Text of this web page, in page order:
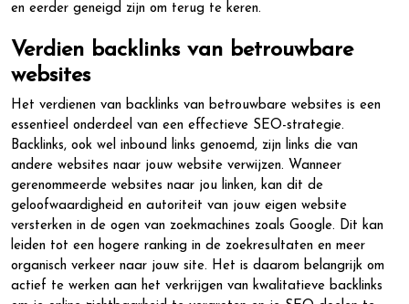
en eerder geneigd zijn om terug te keren.
Verdien backlinks van betrouwbare
websites
Het verdienen van backlinks van betrouwbare websites is een
essentieel onderdeel van een effectieve SEO-strategie.
Backlinks, ook wel inbound links genoemd, zijn links die van
andere websites naar jouw website verwijzen. Wanneer
gerenommeerde websites naar jou linken, kan dit de
geloofwaardigheid en autoriteit van jouw eigen website
versterken in de ogen van zoekmachines zoals Google. Dit kan
leiden tot een hogere ranking in de zoekresultaten en meer
organisch verkeer naar jouw site. Het is daarom belangrijk om
actief te werken aan het verkrijgen van kwalitatieve backlinks